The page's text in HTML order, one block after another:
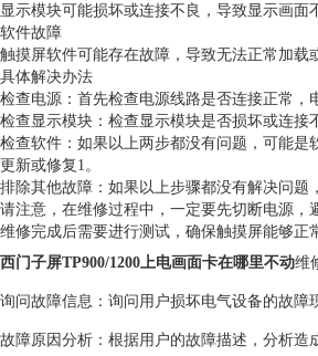
显示模块可能损坏或连接不良，导致显示画面
软件故障
触摸屏软件可能存在故障，导致无法正常加载
具体解决办法
检查电源：首先检查电源线路是否连接正常
检查显示模块：检查显示模块是否损坏或连
检查软件：如果以上两步都没有问题，可能
更新或修复1。
排除其他故障：如果以上步骤都没有解决问
请注意，在维修过程中，一定要先切断电源
维修完成后需要进行测试，确保触摸屏能够正
西门子屏TP900/1200上电画面卡在哪里不动维
询问故障信息：询问用户损坏电气设备的故障
故障原因分析：根据用户的故障描述，分析造